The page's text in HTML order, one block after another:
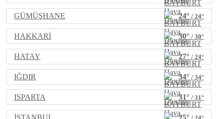
GÜMÜŞHANE 24° / 24°
HAKKARİ 30° / 30°
HATAY 27° / 24°
IĞDIR 34° / 34°
ISPARTA 31° / 31°
İSTANBUL 25°